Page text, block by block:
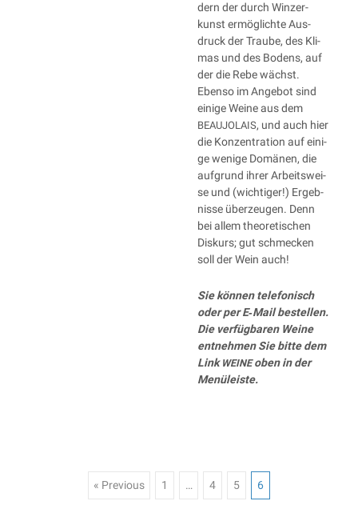
dern der durch Win­zer­
kunst ermög­lich­te Aus­
druck der Trau­be, des Kli­
mas und des Bodens, auf
der die Rebe wächst.
Eben­so im Ange­bot sind
eini­ge Wei­ne aus dem
BEAUJOLAIS, und auch hier
die Kon­zen­tra­ti­on auf eini­
ge weni­ge Domä­nen, die
auf­grund ihrer Arbeits­wei­
se und (wich­ti­ger!) Ergeb­
nis­se über­zeu­gen. Denn
bei allem theo­re­ti­schen
Dis­kurs; gut schme­cken
soll der Wein auch!
Sie kön­nen tele­fo­nisch
oder per E‑Mail bestel­len.
Die ver­füg­ba­ren Wei­ne
ent­neh­men Sie bit­te dem
Link WEINEoben in der
Menüleiste.
« Previous 1 … 4 5 6